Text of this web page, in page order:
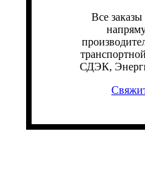
Все
СДЭК,